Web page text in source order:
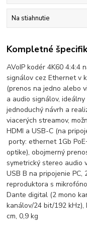
Na stiahnutie
Kompletné
AVoIP kodér 4K60 4:4:4
signálov cez Ethernet v
(prenos na jedno alebo
a audio signálov,
jednoduchý návrh a
viacerých streamov,
HDMI a USB-C (na
porty: ethernet 1Gb
optike), obojmerný
symetrický stereo audio
USB B na pripojenie
reproduktora s
Dante digital (2 mono
kanálov/24 bit/192 kHz),
cm, 0,9 kg